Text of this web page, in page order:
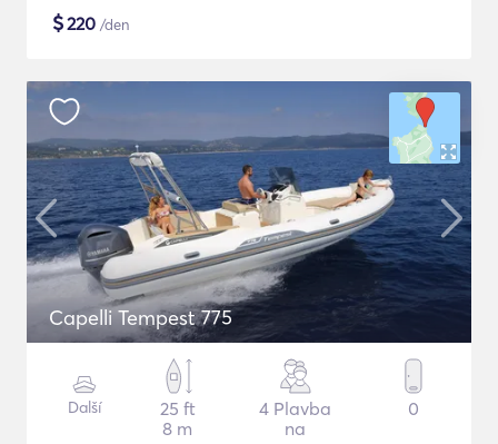
$220 /den
Capelli Tempest 775
Další
25 ft
8 m
4 Plavba
na
0